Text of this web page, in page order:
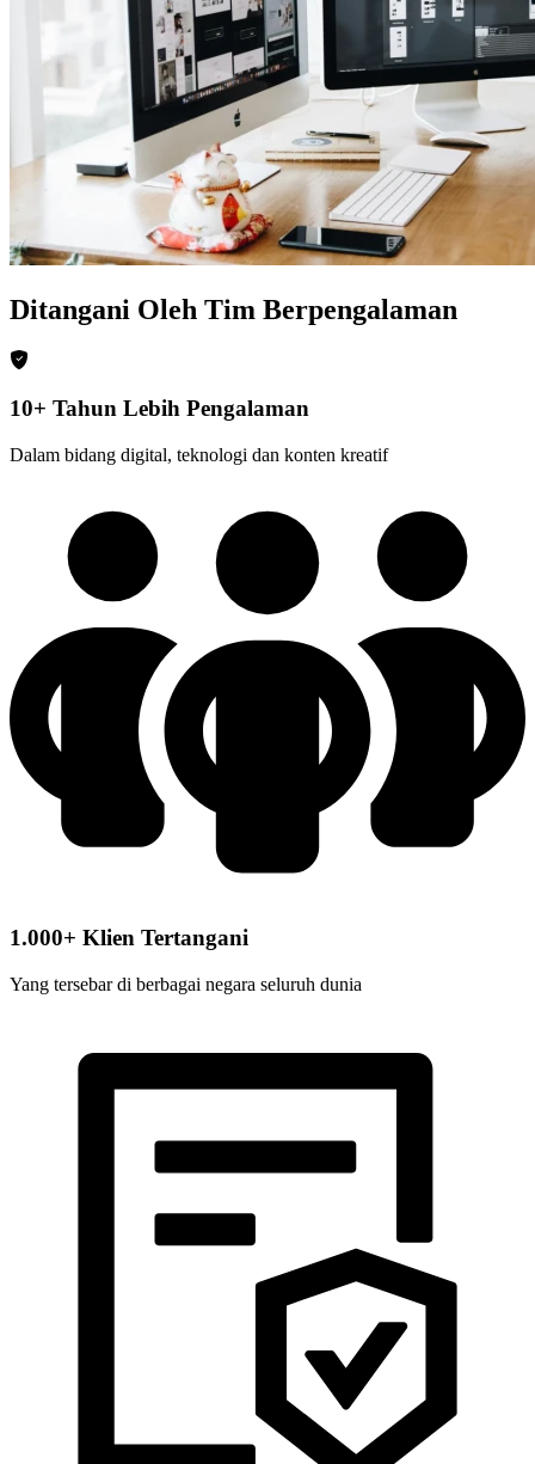
Ditangani Oleh Tim Berpengalaman
10+ Tahun Lebih Pengalaman
Dalam bidang digital, teknologi dan konten kreatif
1.000+ Klien Tertangani
Yang tersebar di berbagai negara seluruh dunia